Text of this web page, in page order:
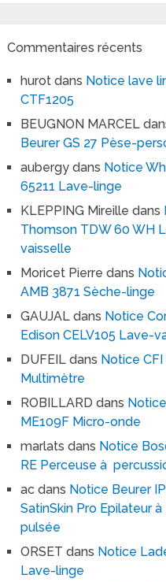
Commentaires récents
hurot dans Notice lave
CTF1205
BEUGNON MARCEL
Beurer GS 27 Pèse-
aubergy dans Notice
65211 Lave-linge
KLEPPING Mireille dans
Thomson TDW 60 WH
vaisselle
Moricet Pierre dans
AMB 3871 Sèche-linge
GAUJAL dans Notice
Edison CELV105 Lave-
DUFEIL dans Notice CFI
Multimètre
ROBILLARD dans
ME109F Micro-onde
marlats dans Notice
RE Perceuse à
ac dans Notice Beurer
SatinSkin Pro Epilateur
pulsée
ORSET dans Notice
Lave-linge